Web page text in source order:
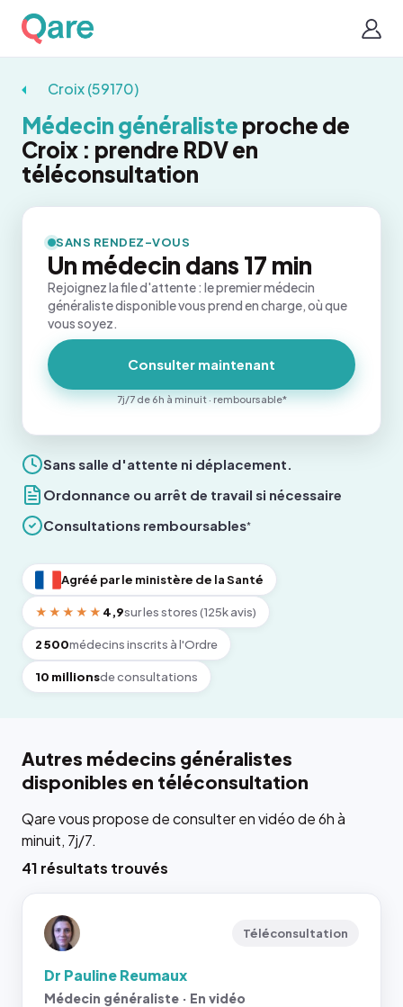
Croix (59170)
Médecin généraliste proche de
Croix : prendre RDV en
téléconsultation
Sans salle d'attente ni déplacement.
Ordonnance ou arrêt de travail si nécessaire
Consultations remboursables*
Agréé par le ministère de la Santé
★★★★★ 4,9sur les stores (125k avis)
2 500médecins inscrits à l'Ordre
10 millionsde consultations
SANS RENDEZ-VOUS
Un médecin dans 17 min
Rejoignez la file d'attente : le premier médecin
généraliste disponible vous prend en charge, où que
vous soyez.
Consulter maintenant
7j/7 de 6h à minuit · remboursable*
Autres médecins généralistes
disponibles en téléconsultation
Qare vous propose de consulter en vidéo de 6h à
minuit, 7j/7.
41 résultats trouvés
Téléconsultation
Dr Pauline Reumaux
Médecin généraliste · En vidéo